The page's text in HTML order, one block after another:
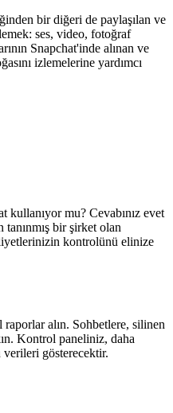
bir diğeri de paylaşılan ve
ses, video, fotoğraf
Snapchat'inde alınan ve
izlemelerine yardımcı
kullanıyor mu? Cevabınız evet
tanınmış bir şirket olan
kontrolünü elinize
alın. Sohbetlere, silinen
Kontrol paneliniz, daha
verileri gösterecektir.